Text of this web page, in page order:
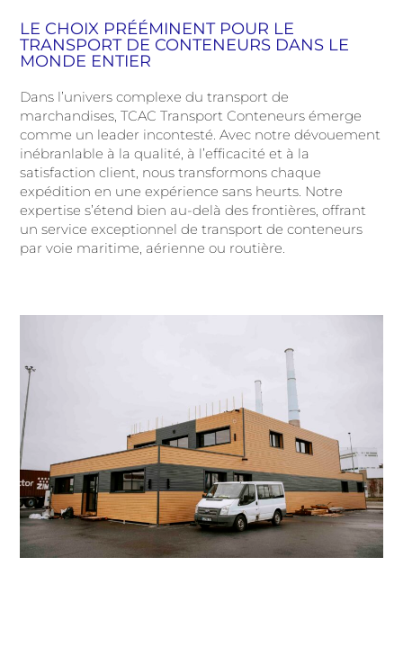
LE CHOIX PRÉÉMINENT POUR LE
TRANSPORT DE CONTENEURS DANS LE
MONDE ENTIER
Dans l’univers complexe du transport de
marchandises, TCAC Transport Conteneurs émerge
comme un leader incontesté. Avec notre dévouement
inébranlable à la qualité, à l’efficacité et à la
satisfaction client, nous transformons chaque
expédition en une expérience sans heurts. Notre
expertise s’étend bien au-delà des frontières, offrant
un service exceptionnel de transport de conteneurs
par voie maritime, aérienne ou routière.